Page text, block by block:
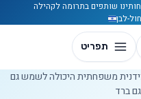
שותפים בתרומה לקהילה
לבן
משפחתית היכולה לשמש גם
ברד